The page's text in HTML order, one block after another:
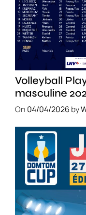
Volleyball
masculine
On 04/04/2026 by